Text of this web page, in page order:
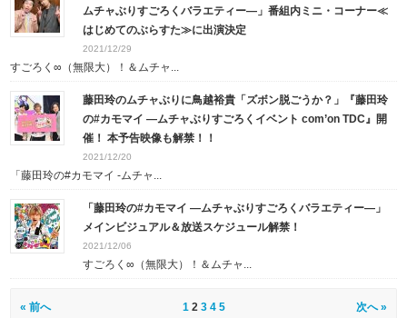
ムチャぶりすごろくバラエティー―」番組内ミニ・コーナー≪
はじめてのぶらすた≫に出演決定
2021/12/29
すごろく∞（無限大）！＆ムチャ...
藤田玲のムチャぶりに鳥越裕貴「ズボン脱ごうか？」『藤田玲
の#カモマイ ―ムチャぶりすごろくイベント com’on TDC』開
催！ 本予告映像も解禁！！
2021/12/20
「藤田玲の#カモマイ ‐ムチャ...
「藤田玲の#カモマイ ―ムチャぶりすごろくバラエティー―」
メインビジュアル＆放送スケジュール解禁！
2021/12/06
すごろく∞（無限大）！＆ムチャ...
« 前へ 1 2 3 4 5 次へ »